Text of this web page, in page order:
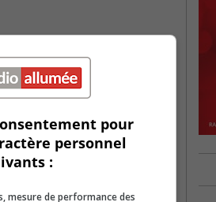
pour
personnel
:
mesure de performance des